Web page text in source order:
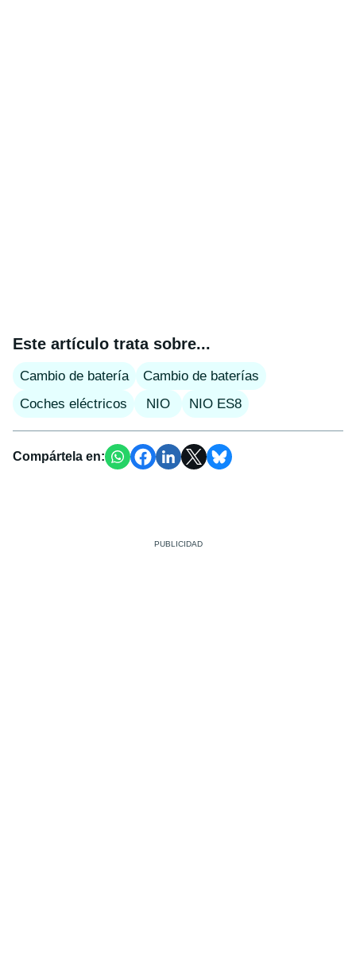
Este artículo trata sobre...
Cambio de batería
Cambio de baterías
Coches eléctricos
NIO NIO ES8
Compártela en: